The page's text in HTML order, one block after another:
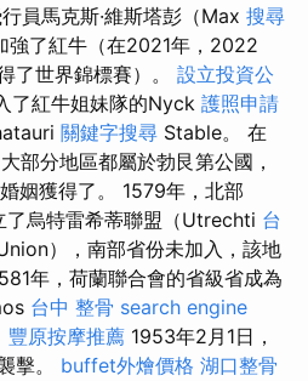
員馬克斯·維斯塔彭（Max 搜尋
強了紅牛（在2021年，2022
了世界錦標賽）。 設立投資公
了紅牛姐妹隊的Nyck 護照申請
關鍵字搜尋 Stable。 在
部分地區都屬於勃艮第公國，
姻獲得了。 1579年，北部
了烏特雷希蒂聯盟（Utrechti 台
），南部省份未加入，該地
年，荷蘭聯合會的省級省成為
台中 整骨 search engine
豐原按摩推薦 1953年2月1日，
擊。 buffet外燴價格 湖口整骨